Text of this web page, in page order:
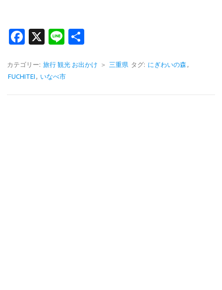
Fa
e
b
X
Li
e
カテゴリー: 旅行 観光 お出かけ ＞ 三重県 タグ: にぎわいの森 ,
FUCHITEI , いなべ市